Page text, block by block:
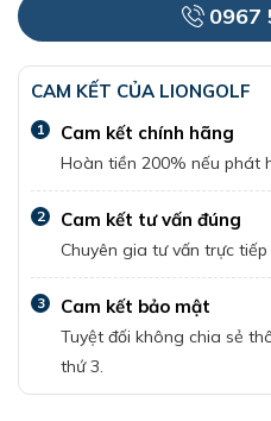
0967
CAM KẾT CỦA LIONGOLF
1 Cam kết chính hãng
Hoàn tiền 200% nếu phát
2 Cam kết tư vấn đúng
Chuyên gia tư vấn trực
3 Cam kết bảo mật
Tuyệt đối không chia sẻ
thứ 3.